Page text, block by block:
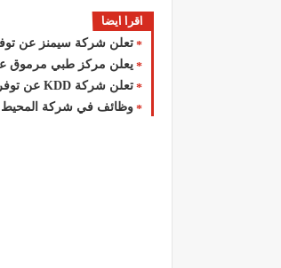
اقرا ايضا
تعلن شركة سيمنز عن
يعلن مركز طبي مرموق
تعلن شركة ‏KDD‏ عن توفر عدة وظائف شاغرة جديدة للوافدين والمقيمن في الكويت لعام 2026
وظائف في شركة المحيط